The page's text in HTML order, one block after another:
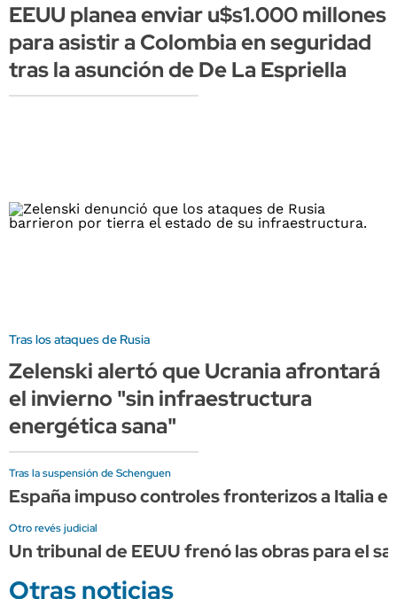
EEUU planea enviar u$s1.000 millones
para asistir a Colombia en seguridad
tras la asunción de De La Espriella
Tras los ataques de Rusia
Zelenski alertó que Ucrania afrontará
el invierno "sin infraestructura
energética sana"
Tras la suspensión de Schenguen
España impuso controles fronterizos a Italia
Otro revés judicial
Un tribunal de EEUU frenó las obras para el
Otras noticias